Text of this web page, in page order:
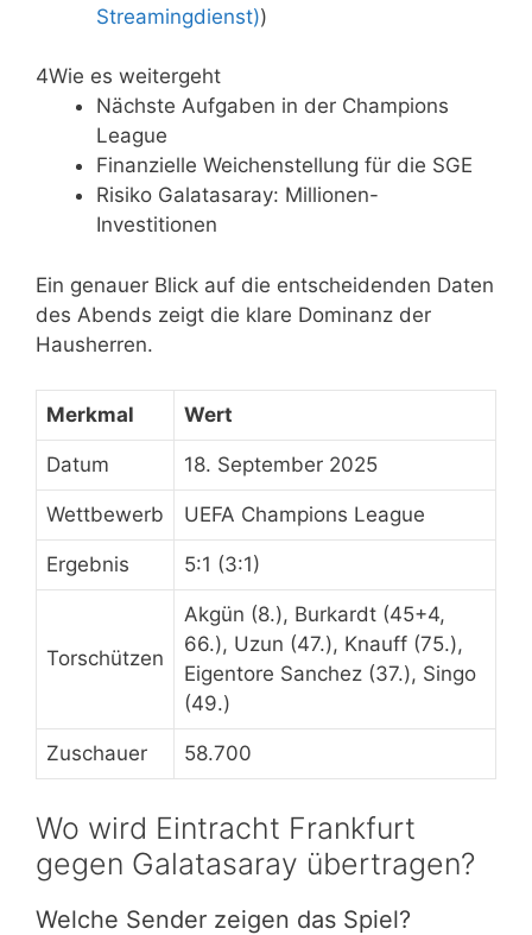
Streamingdienst))
4Wie es weitergeht
Nächste Aufgaben in der Champions
League
Finanzielle Weichenstellung für die SGE
Risiko Galatasaray: Millionen-
Investitionen
Ein genauer Blick auf die entscheidenden Daten
des Abends zeigt die klare Dominanz der
Hausherren.
Merkmal Wert
Datum 18. September 2025
Wettbewerb UEFA Champions League
Ergebnis 5:1 (3:1)
Torschützen
Akgün (8.), Burkardt (45+4,
66.), Uzun (47.), Knauff (75.),
Eigentore Sanchez (37.), Singo
(49.)
Zuschauer 58.700
Wo wird Eintracht Frankfurt
gegen Galatasaray übertragen?
Welche Sender zeigen das Spiel?